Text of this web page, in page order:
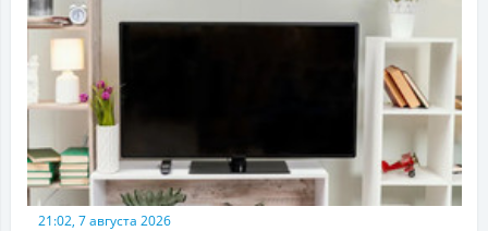
21:02, 7 августа 2026